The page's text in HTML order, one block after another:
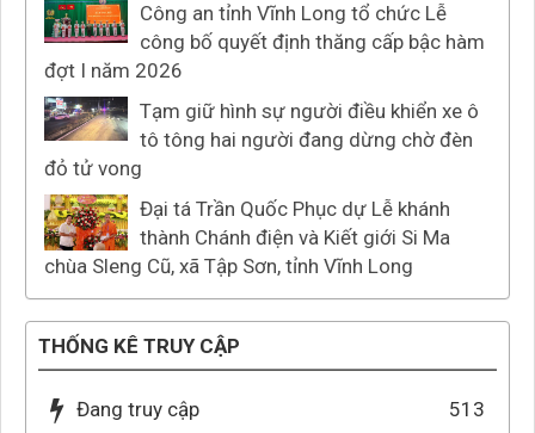
Công an tỉnh Vĩnh Long tổ chức Lễ
công bố quyết định thăng cấp bậc hàm
đợt I năm 2026
Tạm giữ hình sự người điều khiển xe ô
tô tông hai người đang dừng chờ đèn
đỏ tử vong
Đại tá Trần Quốc Phục dự Lễ khánh
thành Chánh điện và Kiết giới Si Ma
chùa Sleng Cũ, xã Tập Sơn, tỉnh Vĩnh Long
THỐNG KÊ TRUY CẬP
Đang truy cập 513